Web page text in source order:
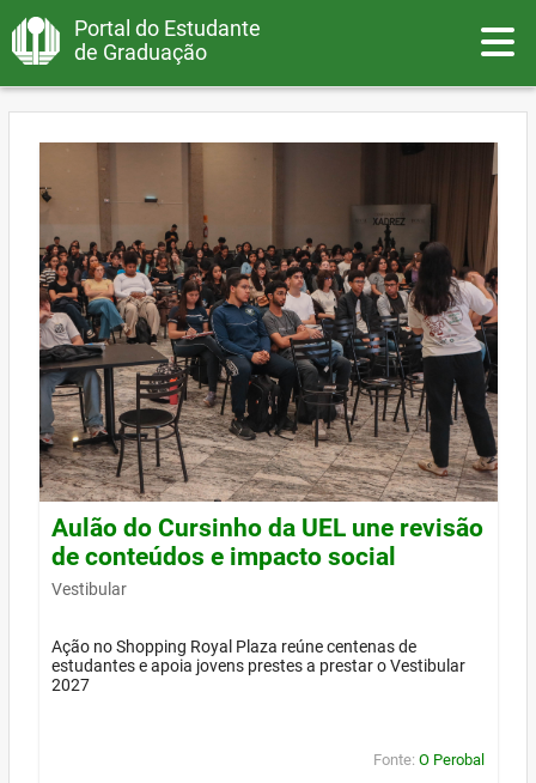
Portal do Estudante
de Graduação
Aulão do Cursinho da UEL une revisão
de conteúdos e impacto social
Vestibular
Ação no Shopping Royal Plaza reúne centenas de
estudantes e apoia jovens prestes a prestar o Vestibular
2027
Fonte: O Perobal